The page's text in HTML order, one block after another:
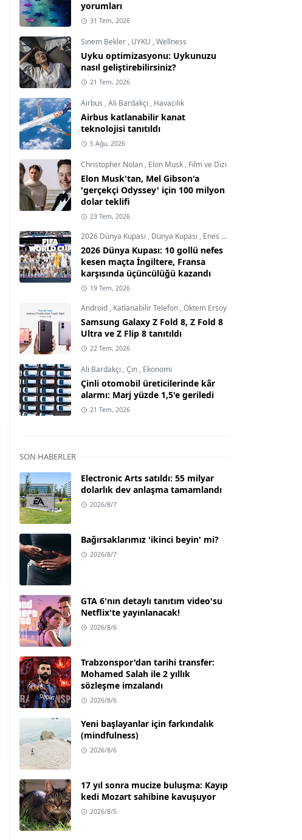
yorumları
31 Tem, 2026
Sinem Bekler , UYKU ,Wellness
Uyku optimizasyonu: Uykunuzu
nasıl geliştirebilirsiniz?
21 Tem, 2026
Airbus ,Ali Bardakçı , Havacılık
Airbus katlanabilir kanat
teknolojisi tanıtıldı
5 Ağu, 2026
Christopher Nolan , Elon Musk , Film ve Dizi
Elon Musk'tan, Mel Gibson'a
'gerçekçi Odyssey' için 100 milyon
dolar teklifi
23 Tem, 2026
2026 Dünya Kupası , Dünya Kupası , Enes Demircioğlu
2026 Dünya Kupası: 10 gollü nefes
kesen maçta İngiltere, Fransa
karşısında üçüncülüğü kazandı
19 Tem, 2026
Android , Katlanabilir Telefon ,Öktem Ersoy
Samsung Galaxy Z Fold 8, Z Fold 8
Ultra ve Z Flip 8 tanıtıldı
22 Tem, 2026
Ali Bardakçı ,Çin , Ekonomi
Çinli otomobil üreticilerinde kâr
alarmı: Marj yüzde 1,5'e geriledi
21 Tem, 2026
SON HABERLER
Electronic Arts satıldı: 55 milyar
dolarlık dev anlaşma tamamlandı
2026/8/7
Bağırsaklarımız 'ikinci beyin' mi?
2026/8/7
GTA 6'nın detaylı tanıtım video'su
Netflix'te yayınlanacak!
2026/8/6
Trabzonspor'dan tarihi transfer:
Mohamed Salah ile 2 yıllık
sözleşme imzalandı
2026/8/6
Yeni başlayanlar için farkındalık
(mindfulness)
2026/8/6
17 yıl sonra mucize buluşma: Kayıp
kedi Mozart sahibine kavuşuyor
2026/8/5